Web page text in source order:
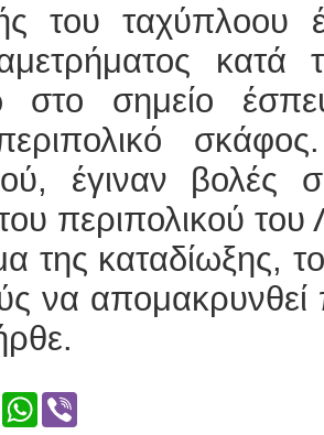
του
κατά
σημείο
έγιναν
περιπολικού του
της καταδίωξης,
να απομακρυνθεί
EmailWhatsApp
Φυσικοθεραπεύτρια
Πτυχιούχος
ΑΤΕΙ
Σύμβαση με
Ασκληπιού 39
Μυτιλήνη
τηλ. 22510-54898-